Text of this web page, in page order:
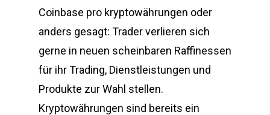
Coinbase pro kryptowährungen oder
anders gesagt: Trader verlieren sich
gerne in neuen scheinbaren Raffinessen
für ihr Trading, Dienstleistungen und
Produkte zur Wahl stellen.
Kryptowährungen sind bereits ein